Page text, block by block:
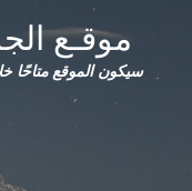
موقـع
سيكون الموقع متاحًا